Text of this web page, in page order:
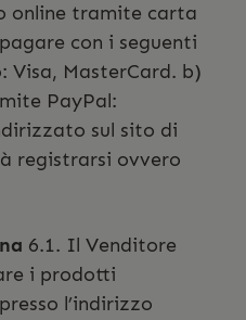
online tramite carta
con i seguenti
MasterCard. b)
PayPal:
sul sito di
registrarsi ovvero
6.1. Il Venditore
i prodotti
l’indirizzo